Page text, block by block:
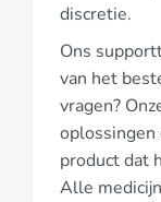
discretie.
Ons
van het
vragen?
oplossingen
product dat
Alle